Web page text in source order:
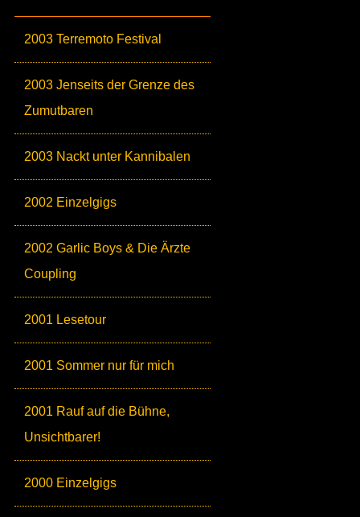
2003 Terremoto Festival
2003 Jenseits der Grenze des
Zumutbaren
2003 Nackt unter Kannibalen
2002 Einzelgigs
2002 Garlic Boys & Die Ärzte
Coupling
2001 Lesetour
2001 Sommer nur für mich
2001 Rauf auf die Bühne,
Unsichtbarer!
2000 Einzelgigs